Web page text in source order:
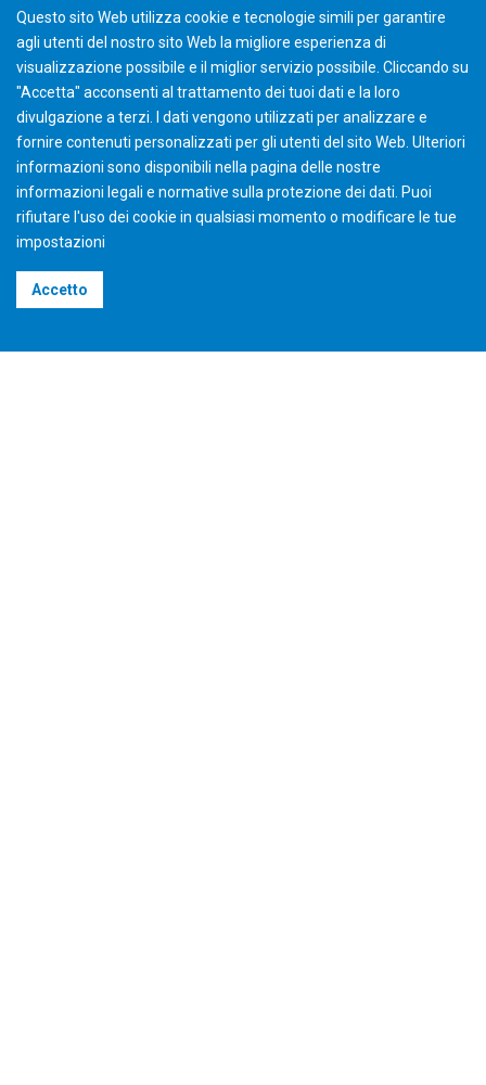
Questo sito Web utilizza cookie e tecnologie simili per garantire
agli utenti del nostro sito Web la migliore esperienza di
visualizzazione possibile e il miglior servizio possibile. Cliccando su
"Accetta" acconsenti al ​​trattamento dei tuoi dati e la loro
divulgazione a terzi. I dati vengono utilizzati per analizzare e
fornire contenuti personalizzati per gli utenti del sito Web. Ulteriori
informazioni sono disponibili nella pagina delle nostre
informazioni legali e normative sulla protezione dei dati. Puoi
rifiutare l'uso dei cookie in qualsiasi momento o modificare le tue
impostazioni
Accetto